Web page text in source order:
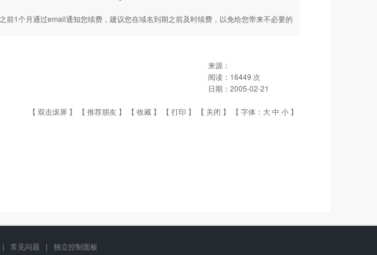
前1个月通过email通知您续费，建议您在域名到期之前及时续费，以免给您带来不必要的
来源：
阅读： 16449 次
日期： 2005-02-21
【 双击滚屏 】 【 推荐朋友 】 【 收藏 】 【 打印 】 【 关闭 】 【 字体： 大中 小 】
| 常见问题 | 独立控制面板